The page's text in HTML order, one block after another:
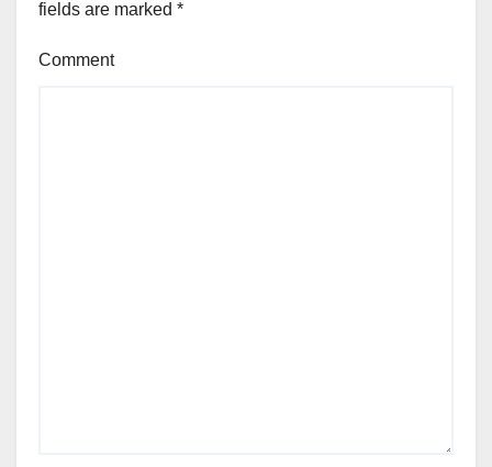
fields are marked *
Comment